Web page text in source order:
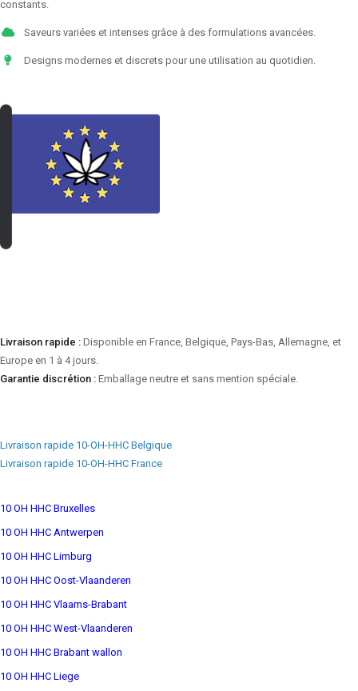
constants.
Saveurs variées et intenses grâce à des formulations avancées.
Designs modernes et discrets pour une utilisation au quotidien.
Livraison rapide : Disponible en France, Belgique, Pays-Bas, Allemagne, et
Europe en 1 à 4 jours.
Garantie discrétion : Emballage neutre et sans mention spéciale.
Livraison rapide 10-OH-HHC Belgique
Livraison rapide 10-OH-HHC France
10 OH HHC Bruxelles
10 OH HHC Antwerpen
10 OH HHC Limburg
10 OH HHC Oost-Vlaanderen
10 OH HHC Vlaams-Brabant
10 OH HHC West-Vlaanderen
10 OH HHC Brabant wallon
10 OH HHC Liege